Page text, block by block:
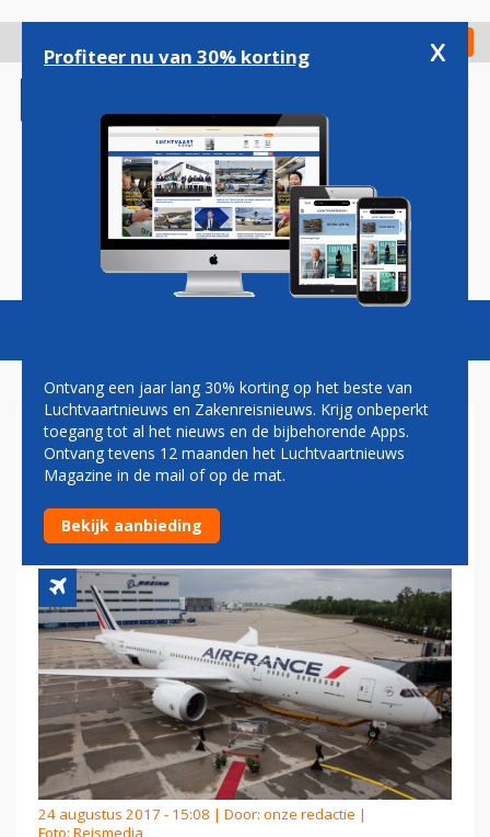
gaan
Check in
Magazine Podcasts Vacatures
AIR FRANCE: TIEN
BESTEMMINGEN VOOR
BOEING 787 DREAMLINER
24 augustus 2017 - 15:08 | Door: onze redactie |
Foto: Reismedia
Profiteer nu van 30% korting x
Ontvang een jaar lang 30% korting op het beste van
Luchtvaartnieuws en Zakenreisnieuws. Krijg onbeperkt
toegang tot al het nieuws en de bijbehorende Apps.
Ontvang tevens 12 maanden het Luchtvaartnieuws
Magazine in de mail of op de mat.
Bekijk aanbieding